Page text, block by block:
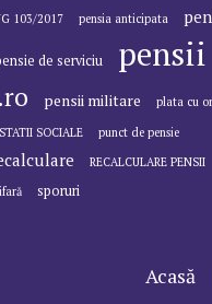
103/2017 pensia anticipata
de serviciu pensii
pensii militare
plata cu
SOCIALE punct de pensie
RECALCULARE PENSII
sporuri
Acasă